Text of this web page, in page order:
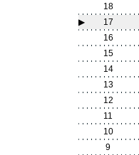
18
▶
17
16
15
14
13
12
11
10
9